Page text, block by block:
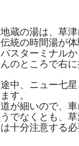
地蔵の湯は、草
伝統の時間湯が体
バスターミナル
んのところで右
途中、ニュー七
ます。
道が細いので、
うでなくとも、
は十分注意する必